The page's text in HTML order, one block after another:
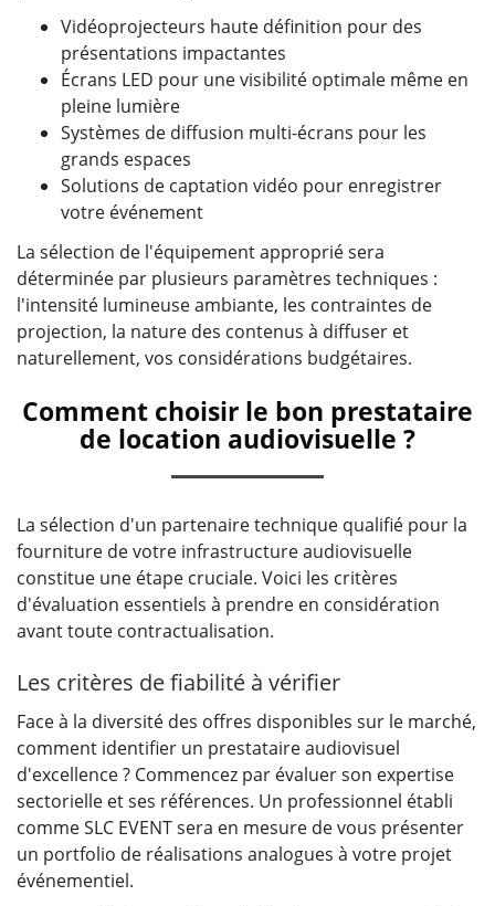
Vidéoprojecteurs haute définition pour des
présentations impactantes
Écrans LED pour une visibilité optimale même en
pleine lumière
Systèmes de diffusion multi-écrans pour les
grands espaces
Solutions de captation vidéo pour enregistrer
votre événement
La sélection de l'équipement approprié sera
déterminée par plusieurs paramètres techniques :
l'intensité lumineuse ambiante, les contraintes de
projection, la nature des contenus à diffuser et
naturellement, vos considérations budgétaires.
Comment choisir le bon prestataire
de location audiovisuelle ?
La sélection d'un partenaire technique qualifié pour la
fourniture de votre infrastructure audiovisuelle
constitue une étape cruciale. Voici les critères
d'évaluation essentiels à prendre en considération
avant toute contractualisation.
Les critères de fiabilité à vérifier
Face à la diversité des offres disponibles sur le marché,
comment identifier un prestataire audiovisuel
d'excellence ? Commencez par évaluer son expertise
sectorielle et ses références. Un professionnel établi
comme SLC EVENT sera en mesure de vous présenter
un portfolio de réalisations analogues à votre projet
événementiel.